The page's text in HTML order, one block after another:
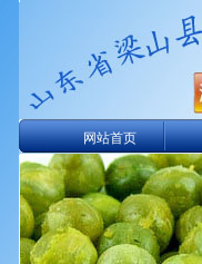
网站首页